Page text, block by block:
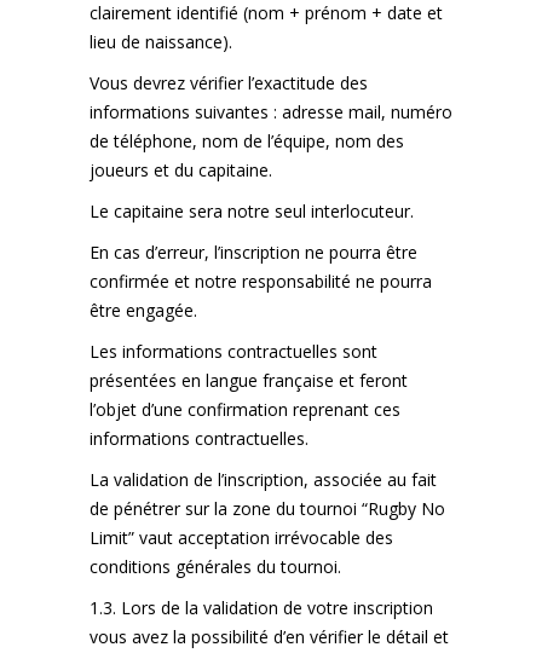
clairement identifié (nom + prénom + date et
lieu de naissance).
Vous devrez vérifier l’exactitude des
informations suivantes : adresse mail, numéro
de téléphone, nom de l’équipe, nom des
joueurs et du capitaine.
Le capitaine sera notre seul interlocuteur.
En cas d’erreur, l’inscription ne pourra être
confirmée et notre responsabilité ne pourra
être engagée.
Les informations contractuelles sont
présentées en langue française et feront
l’objet d’une confirmation reprenant ces
informations contractuelles.
La validation de l’inscription, associée au fait
de pénétrer sur la zone du tournoi “Rugby No
Limit” vaut acceptation irrévocable des
conditions générales du tournoi.
1.3. Lors de la validation de votre inscription
vous avez la possibilité d’en vérifier le détail et